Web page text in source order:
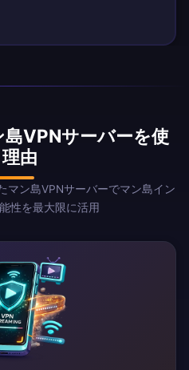
VPNサーバーを使
由
マン島VPNサーバーでマン島イン
性を最大限に活用